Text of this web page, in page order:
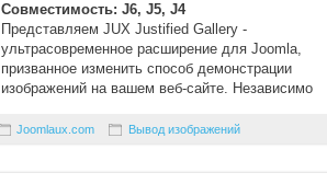
Совместимость: J6, J5, J4
Представляем JUX Justified Gallery -
ультрасовременное расширение для Joomla,
призванное изменить способ демонстрации
изображений на вашем веб-сайте. Независимо
Joomlaux.com Вывод изображений